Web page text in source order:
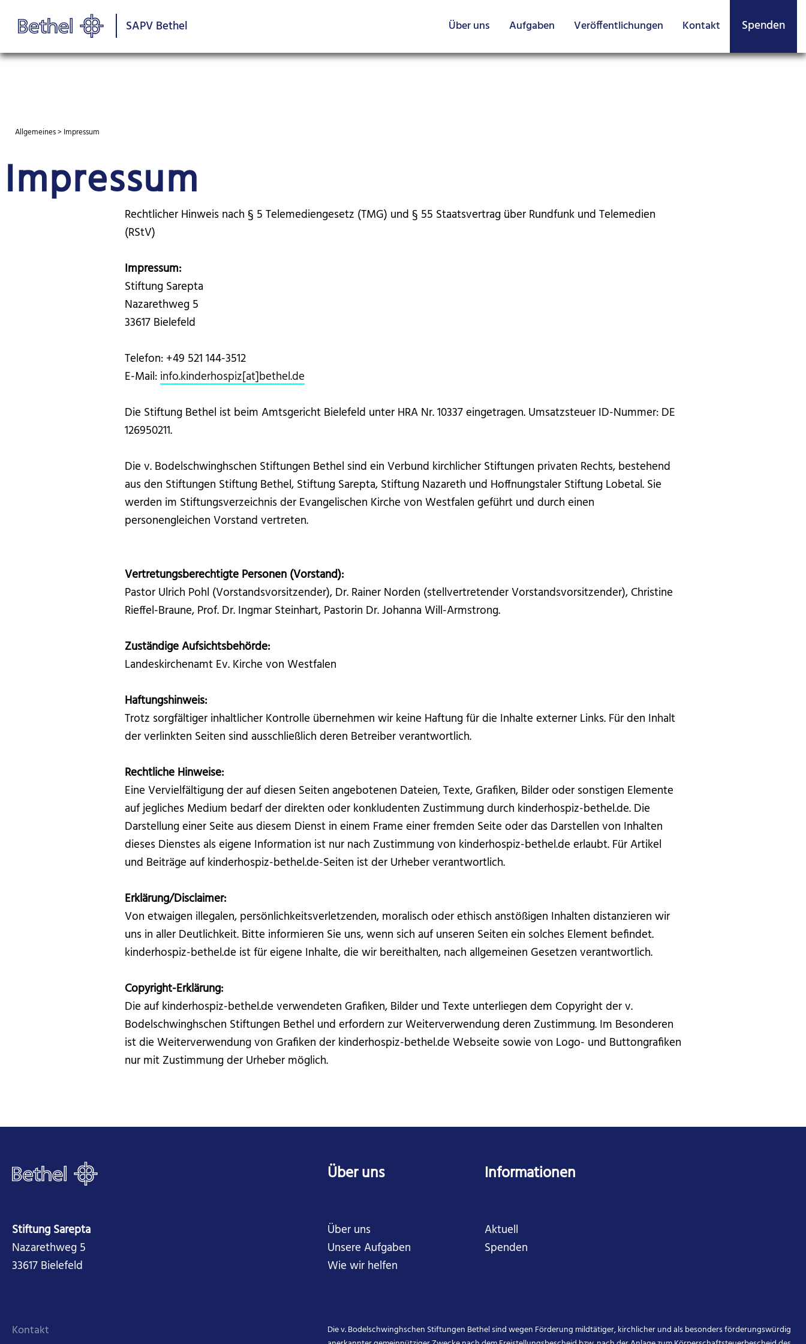
SAPV Bethel Über uns Aufgaben Veröffentlich­ungen Kontakt Spenden
Allgemeines>Impressum
Impressum
Rechtlicher Hinweis nach § 5 Telemediengesetz (TMG) und § 55 Staatsvertrag über Rundfunk und Telemedien
(RStV)
Impressum:
Stiftung Sarepta
Nazarethweg 5
33617 Bielefeld
Telefon: +49 521 144-3512
E-Mail: info.kinderhospiz[at]bethel.de
Die Stiftung Bethel ist beim Amtsgericht Bielefeld unter HRA Nr. 10337 eingetragen. Umsatzsteuer ID-Nummer: DE
126950211.
Die v. Bodelschwinghschen Stiftungen Bethel sind ein Verbund kirchlicher Stiftungen privaten Rechts, bestehend
aus den Stiftungen Stiftung Bethel, Stiftung Sarepta, Stiftung Nazareth und Hoffnungstaler Stiftung Lobetal. Sie
werden im Stiftungsverzeichnis der Evangelischen Kirche von Westfalen geführt und durch einen
personengleichen Vorstand vertreten.
Vertretungsberechtigte Personen (Vorstand):
Pastor Ulrich Pohl (Vorstandsvorsitzender), Dr. Rainer Norden (stellvertretender Vorstandsvorsitzender), Christine
Rieffel-Braune, Prof. Dr. Ingmar Steinhart, Pastorin Dr. Johanna Will-Armstrong.
Zuständige Aufsichtsbehörde:
Landeskirchenamt Ev. Kirche von Westfalen
Haftungshinweis:
Trotz sorgfältiger inhaltlicher Kontrolle übernehmen wir keine Haftung für die Inhalte externer Links. Für den Inhalt
der verlinkten Seiten sind ausschließlich deren Betreiber verantwortlich.
Rechtliche Hinweise:
Eine Vervielfältigung der auf diesen Seiten angebotenen Dateien, Texte, Grafiken, Bilder oder sonstigen Elemente
auf jegliches Medium bedarf der direkten oder konkludenten Zustimmung durch kinderhospiz-bethel.de. Die
Darstellung einer Seite aus diesem Dienst in einem Frame einer fremden Seite oder das Darstellen von Inhalten
dieses Dienstes als eigene Information ist nur nach Zustimmung von kinderhospiz-bethel.de erlaubt. Für Artikel
und Beiträge auf kinderhospiz-bethel.de-Seiten ist der Urheber verantwortlich.
Erklärung/Disclaimer:
Von etwaigen illegalen, persönlichkeitsverletzenden, moralisch oder ethisch anstößigen Inhalten distanzieren wir
uns in aller Deutlichkeit. Bitte informieren Sie uns, wenn sich auf unseren Seiten ein solches Element befindet.
kinderhospiz-bethel.de ist für eigene Inhalte, die wir bereithalten, nach allgemeinen Gesetzen verantwortlich.
Copyright-Erklärung:
Die auf kinderhospiz-bethel.de verwendeten Grafiken, Bilder und Texte unterliegen dem Copyright der v.
Bodelschwinghschen Stiftungen Bethel und erfordern zur Weiterverwendung deren Zustimmung. Im Besonderen
ist die Weiterverwendung von Grafiken der kinderhospiz-bethel.de Webseite sowie von Logo- und Buttongrafiken
nur mit Zustimmung der Urheber möglich.
Stiftung Sarepta
Nazarethweg 5
33617 Bielefeld
Über uns
Über uns
Unsere Aufgaben
Wie wir helfen
Informationen
Aktuell
Spenden
Kontakt
Die v. Bodelschwinghschen Stiftungen Bethel sind wegen Förderung mildtätiger, kirchlicher und als besonders förderungswürdig